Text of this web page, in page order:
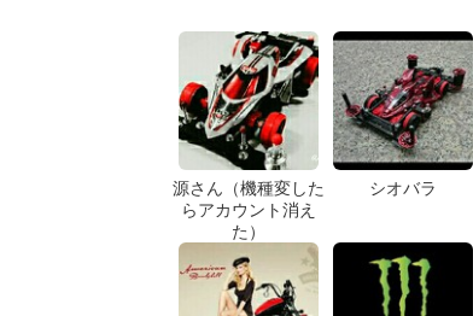
源さん（機種変した
らアカウント消え
た）
シオバラ